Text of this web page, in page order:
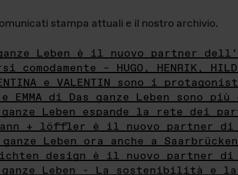
stampa attuali e il nostro archivio.
Leben è il nuovo partner
comodamente – HUGO, HENRIK,
e VALENTIN sono i
e EMMA di Das ganze Leben sono
ganze Leben espande la rete dei
+ löffler è il nuovo partner di
ganze Leben ora anche a
design è il nuovo partner di
ganze Leben - La sostenibilità e la